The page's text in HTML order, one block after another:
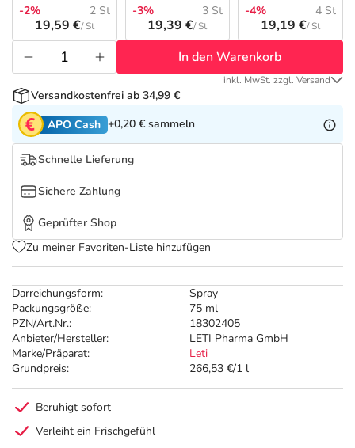
Tierapotheke
Vitamine & Mineralstoffe
Marken
Salus Deals
Darreichungsform:
Spray
Packungsgröße:
75 ml
PZN/Art.Nr.:
18302405
Anbieter/Hersteller:
LETI Pharma GmbH
Marke/Präparat:
Leti
Grundpreis:
266,53 €/1 l
-2%
2 St
19,59 €/ St
-3% 3 St
19,39 €/ St
-4% 4 St
19,19 €/ St
In den Warenkorb
inkl. MwSt. zzgl. Versand
Versandkostenfrei ab 34,99 €
APO Cash +0,20 € sammeln
Schnelle Lieferung
Sichere Zahlung
Geprüfter Shop
Zu meiner Favoriten-Liste hinzufügen
Beruhigt sofort
Verleiht ein Frischgefühl